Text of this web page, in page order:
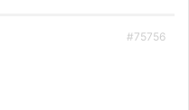
#75756